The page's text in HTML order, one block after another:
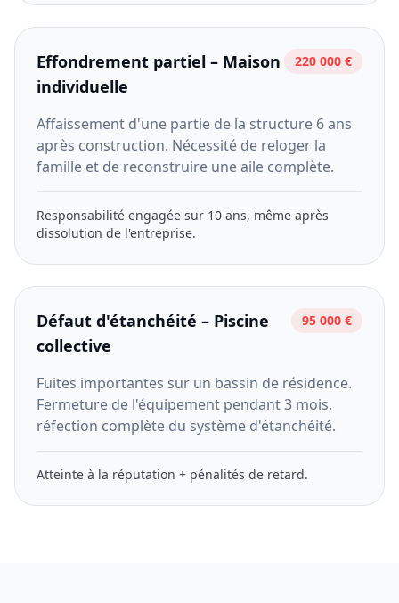
Effondrement partiel – Maison
individuelle
220 000 €
Affaissement d'une partie de la structure 6 ans
après construction. Nécessité de reloger la
famille et de reconstruire une aile complète.
Responsabilité engagée sur 10 ans, même après
dissolution de l'entreprise.
Défaut d'étanchéité – Piscine
collective
95 000 €
Fuites importantes sur un bassin de résidence.
Fermeture de l'équipement pendant 3 mois,
réfection complète du système d'étanchéité.
Atteinte à la réputation + pénalités de retard.